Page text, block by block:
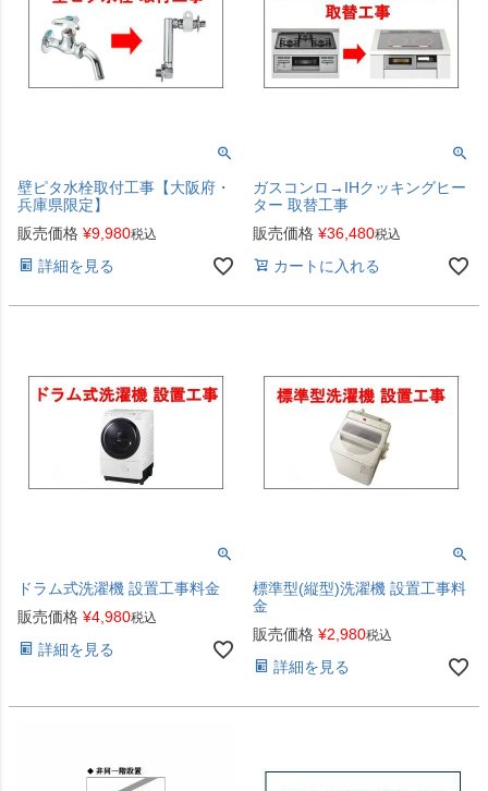
壁ピタ水栓取付工事【大阪府・
兵庫県限定】
販売価格 ¥9,980税込
詳細を見る
ガスコンロ→IHクッキングヒー
ター 取替工事
販売価格 ¥36,480税込
カートに入れる
ドラム式洗濯機 設置工事料金
販売価格 ¥4,980税込
詳細を見る
標準型(縦型)洗濯機 設置工事料
金
販売価格 ¥2,980税込
詳細を見る